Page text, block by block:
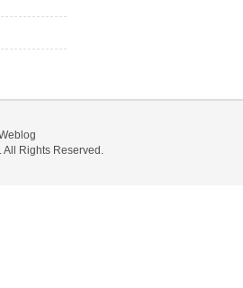
. All Rights Reserved.